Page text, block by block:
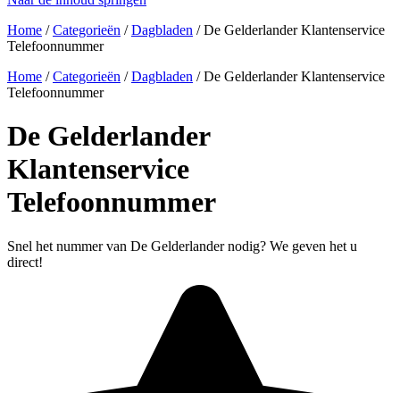
Home /Categorieën /Dagbladen /De Gelderlander Klantenservice
Telefoonnummer
Home /Categorieën /Dagbladen /De Gelderlander Klantenservice
Telefoonnummer
De Gelderlander
Klantenservice
Telefoonnummer
Snel het nummer van De Gelderlander nodig? We geven het u
direct!